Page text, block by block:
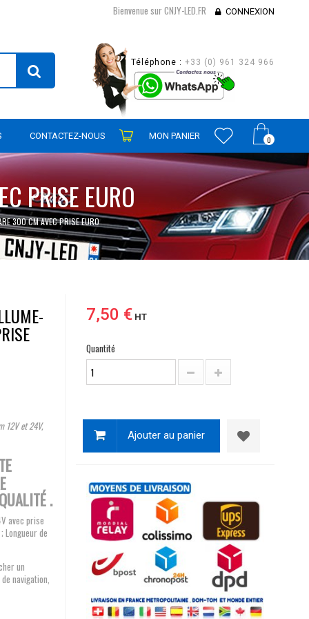
Bienvenue sur CNJY-LED.FR CONNEXION
Téléphone : +33 (0) 961 324 966
0
CONTACTEZ-NOUS MON PANIER
PRISE EURO
300 CM AVEC PRISE EURO
12V et 24V,
.
avec prise
Longueur de
un
navigation,
7,50 €HT
Quantité
Ajouter au panier